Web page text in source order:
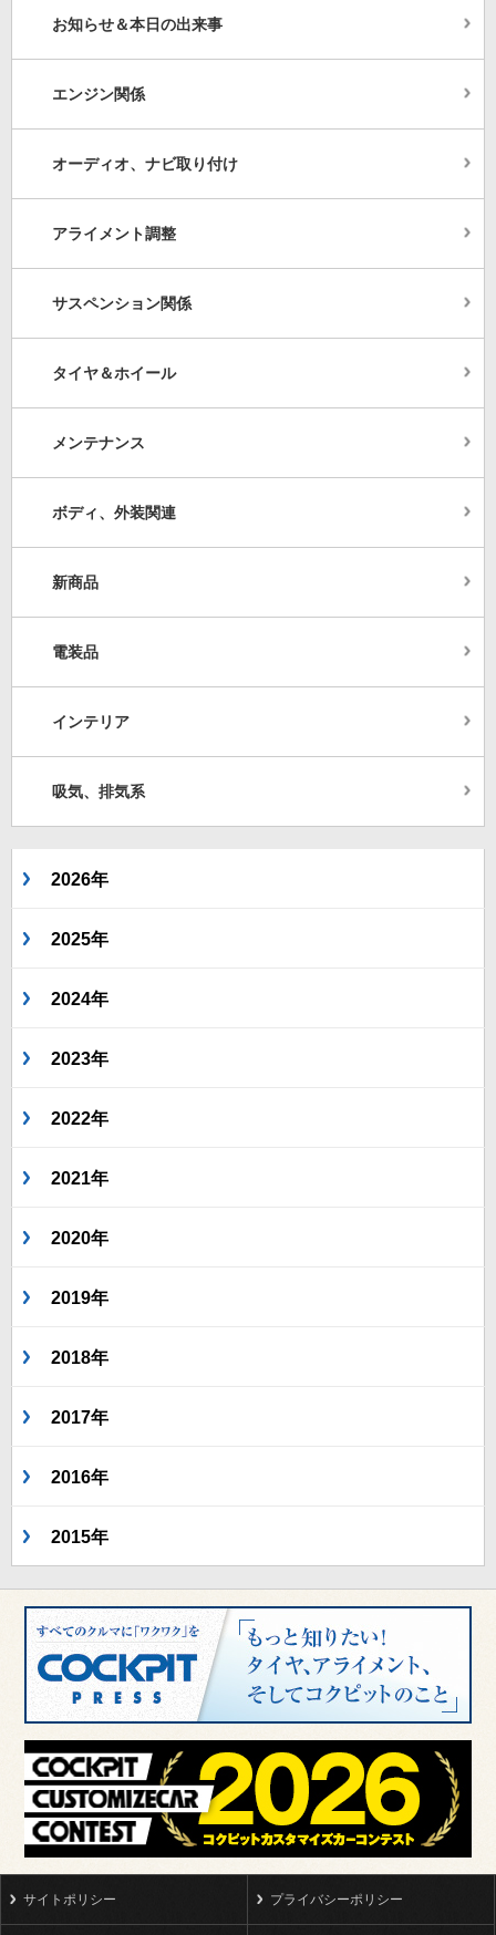
お知らせ＆本日の出来事
エンジン関係
オーディオ、ナビ取り付け
アライメント調整
サスペンション関係
タイヤ＆ホイール
メンテナンス
ボディ、外装関連
新商品
電装品
インテリア
吸気、排気系
2026年
2025年
2024年
2023年
2022年
2021年
2020年
2019年
2018年
2017年
2016年
2015年
サイトポリシー プライバシーポリシー